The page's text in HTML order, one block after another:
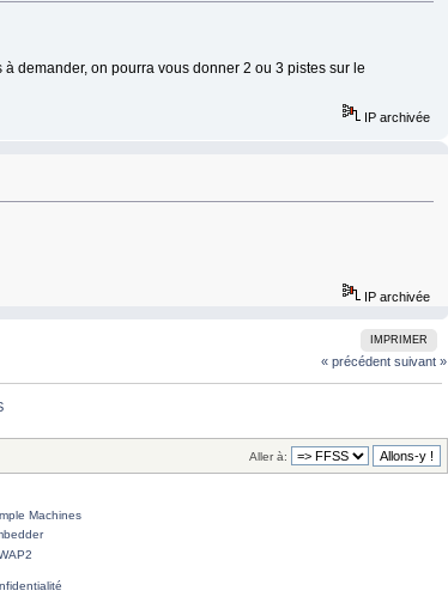
demander, on pourra vous donner 2 ou 3 pistes sur le
IP archivée
IP archivée
IMPRIMER
« précédent suivant »
Aller à:
Machines